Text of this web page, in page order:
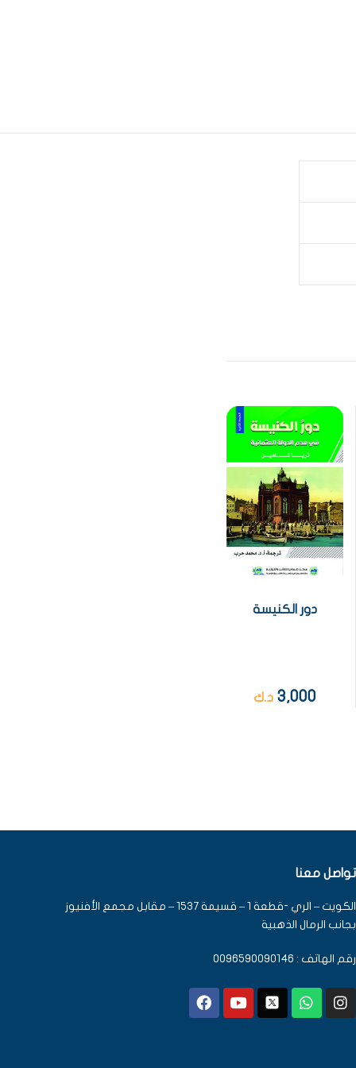
دور الكنيسة
3,000 د.ك
تواصل معنا
الكويت – الري -قطعة 1 – قسيمة 1537 – مقابل مجمع الأفنيوز
بجانب الرمال الذهبية
رقم الهاتف : 0096590090146